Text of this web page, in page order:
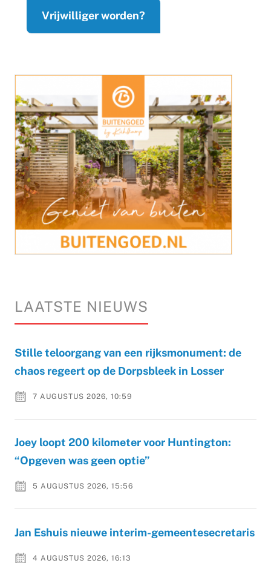
Vrijwilliger worden?
LAATSTE NIEUWS
Stille teloorgang van een rijksmonument: de
chaos regeert op de Dorpsbleek in Losser
7 AUGUSTUS 2026, 10:59
Joey loopt 200 kilometer voor Huntington:
“Opgeven was geen optie”
5 AUGUSTUS 2026, 15:56
Jan Eshuis nieuwe interim-gemeentesecretaris
4 AUGUSTUS 2026, 16:13